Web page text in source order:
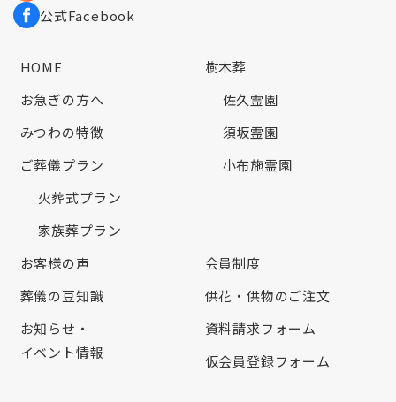
公式Facebook
HOME
お急ぎの方へ
みつわの特徴
ご葬儀プラン
火葬式プラン
家族葬プラン
樹木葬
佐久霊園
須坂霊園
小布施霊園
お客様の声
葬儀の豆知識
お知らせ・
イベント情報
会員制度
供花・供物のご注文
資料請求フォーム
仮会員登録フォーム